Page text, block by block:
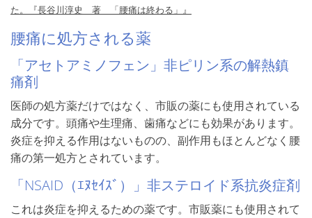
た。『長谷川淳史 著 「腰痛は終わる」』
腰痛に処方される薬
「アセトアミノフェン」非ピリン系の解熱鎮
痛剤
医師の処方薬だけではなく、市販の薬にも使用されている
成分です。頭痛や生理痛、歯痛などにも効果があります。
炎症を抑える作用はないものの、副作用もほとんどなく腰
痛の第一処方とされています。
「NSAID（ｴﾇｾｲｽﾞ）」非ステロイド系抗炎症剤
これは炎症を抑えるための薬です。市販薬にも使用されて